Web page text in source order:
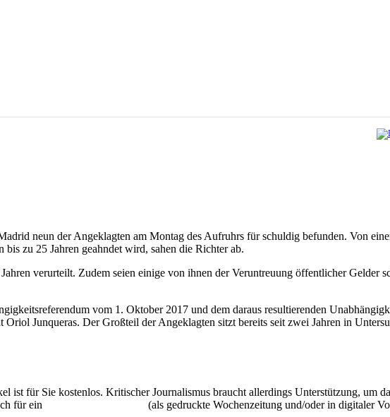
neun der Angeklagten am Montag des Aufruhrs für schuldig befunden. Von
zu 25 Jahren geahndet wird, sahen die Richter ab.
verurteilt. Zudem seien einige von ihnen der Veruntreuung öffentlicher Gelder
vom 1. Oktober 2017 und dem daraus resultierenden
Junqueras. Der Großteil der Angeklagten sitzt bereits seit zwei Jahren in
ist für Sie kostenlos. Kritischer Journalismus braucht allerdings Unterstützung, um
für ein
(als gedruckte Wochenzeitung und/oder in digitaler